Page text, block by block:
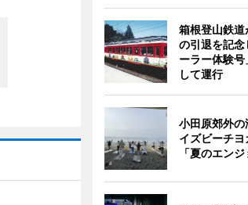
箱根登山鉄
の引退を記念
ーラー体験
して運行
小田原郊外の
イズビーチ
「夏のエンジ